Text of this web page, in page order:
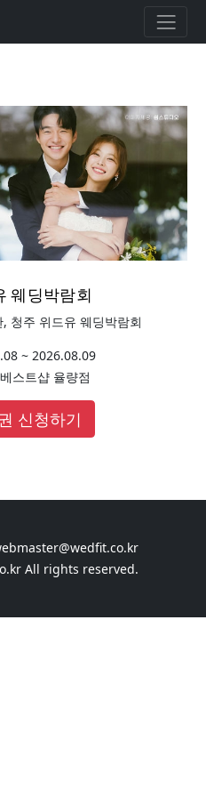
웨딩박람회
청주 위드유 웨딩박람회
~ 2026.08.09
스트샵 율량점
신청하기
All rights reserved.